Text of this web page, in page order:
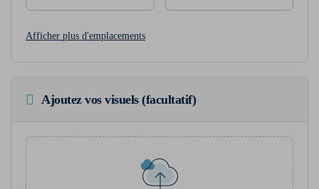
Afficher plus d'emplacements
Ajoutez vos visuels (facultatif)